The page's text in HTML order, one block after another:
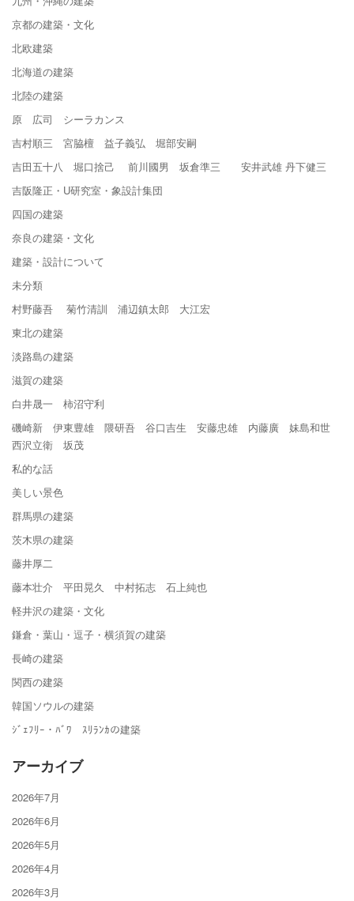
京都の建築・文化
北欧建築
北海道の建築
北陸の建築
原 広司 シーラカンス
吉村順三 宮脇檀 益子義弘 堀部安嗣
吉田五十八 堀口捨己 前川國男 坂倉準三 安井武雄 丹下健三
吉阪隆正・U研究室・象設計集団
四国の建築
奈良の建築・文化
建築・設計について
未分類
村野藤吾 菊竹清訓 浦辺鎮太郎 大江宏
東北の建築
淡路島の建築
滋賀の建築
白井晟一 柿沼守利
磯崎新 伊東豊雄 隈研吾 谷口吉生 安藤忠雄 内藤廣 妹島和世
西沢立衛 坂茂
私的な話
美しい景色
群馬県の建築
茨木県の建築
藤井厚二
藤本壮介 平田晃久 中村拓志 石上純也
軽井沢の建築・文化
鎌倉・葉山・逗子・横須賀の建築
長崎の建築
関西の建築
韓国ソウルの建築
ｼﾞｪﾌﾘｰ・ﾊﾞﾜ ｽﾘﾗﾝｶの建築
アーカイブ
2026年7月
2026年6月
2026年5月
2026年4月
2026年3月